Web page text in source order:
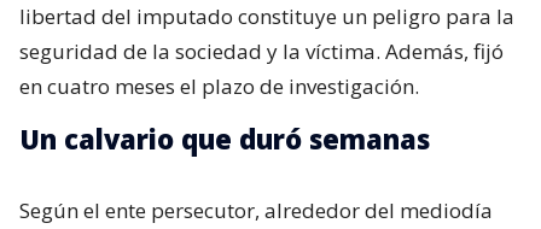
libertad del imputado constituye un peligro para la
seguridad de la sociedad y la víctima. Además, fijó
en cuatro meses el plazo de investigación.
Un calvario que duró semanas
Según el ente persecutor, alrededor del mediodía